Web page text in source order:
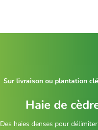
Sur livraison ou plantation
Haie de
Des haies denses pour